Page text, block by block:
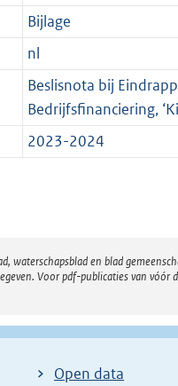
Bijlage
nl
Beslisnota bij
Bedrijfsfinanciering,
2023-2024
waterschapsblad en blad
Voor pdf-publicaties van
Open data